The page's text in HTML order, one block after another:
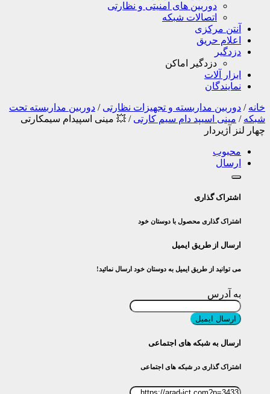
دوربین های امنیتی و نظارتی
اتصالات شبکه
آنتن مرکزی
اعلام حریق
دزدگیر
دزدگیر اماکن
ابزار آلات
نمایندگان
خانه / دوربین مداربسته و تجهیزات نظارتی / دوربین مداربسته تحت
شبکه / مینی اسیپد دام سیم کارتی / 💥 مینی اسپیدام سیمکارتی
چهار لنز آژیردار
محبوب
ارسال
اشتراک گذاری
اشتراک گذاری محصول با دوستان خود
ارسال از طریق ایمیل
می توانید از طریق ایمیل به دوستان خود ارسال نمائید!
به آدرس
ارسال ایمیل
ارسال به شبکه های اجتماعی
اشتراک گذاری در شبکه های اجتماعی